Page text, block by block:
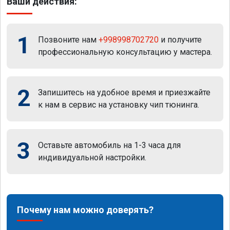
1 Позвоните нам +998998702720 и получите
профессиональную консультацию у мастера.
2
Запишитесь на удобное время и приезжайте
к нам в сервис на установку чип тюнинга.
3
Оставьте автомобиль на 1-3 часа для
индивидуальной настройки.
Почему нам можно доверять?